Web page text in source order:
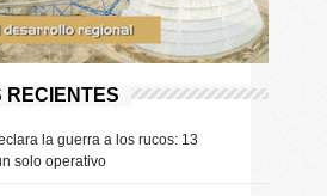
RECIENTES
la guerra a los rucos: 13
solo operativo